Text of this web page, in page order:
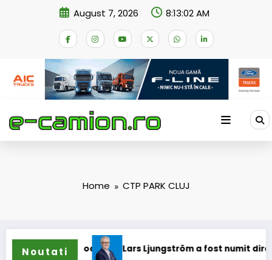
August 7, 2026 8:13:02 AM
Home CTP PARK CLUJ
Noutati
camioane Lars Ljungström a fost numit director